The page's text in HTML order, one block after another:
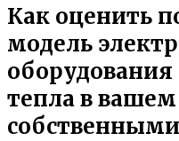
Как оценить
модель
тепла в